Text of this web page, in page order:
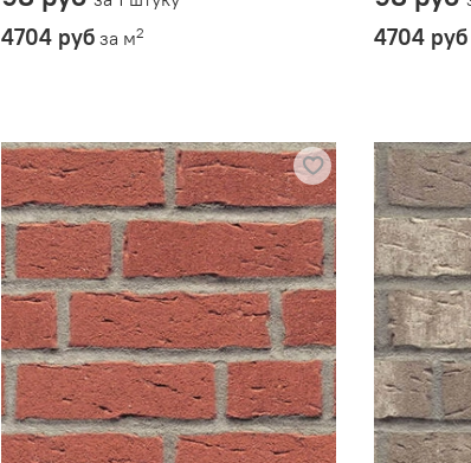
4704 руб за м2 4704 руб